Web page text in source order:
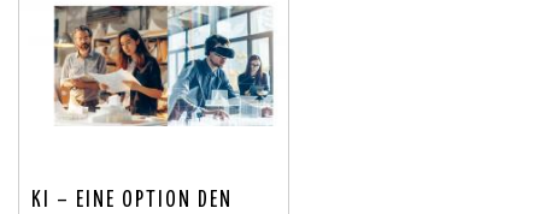
KI – EINE OPTION DEN